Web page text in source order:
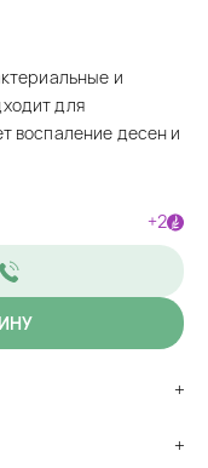
и
для
воспаление десен и
+2